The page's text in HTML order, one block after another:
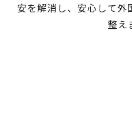
安を解消し、安心して外
整え